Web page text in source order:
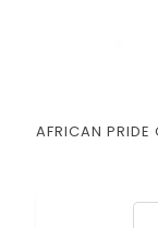
AFRICAN